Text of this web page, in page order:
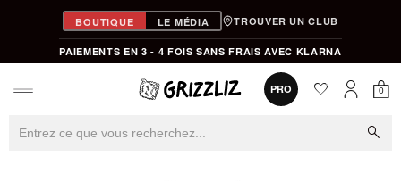
BOUTIQUE LE MÉDIA TROUVER UN CLUB
PAIEMENTS EN 3 - 4 FOIS SANS FRAIS AVEC KLARNA
PRO favorite0
0
search